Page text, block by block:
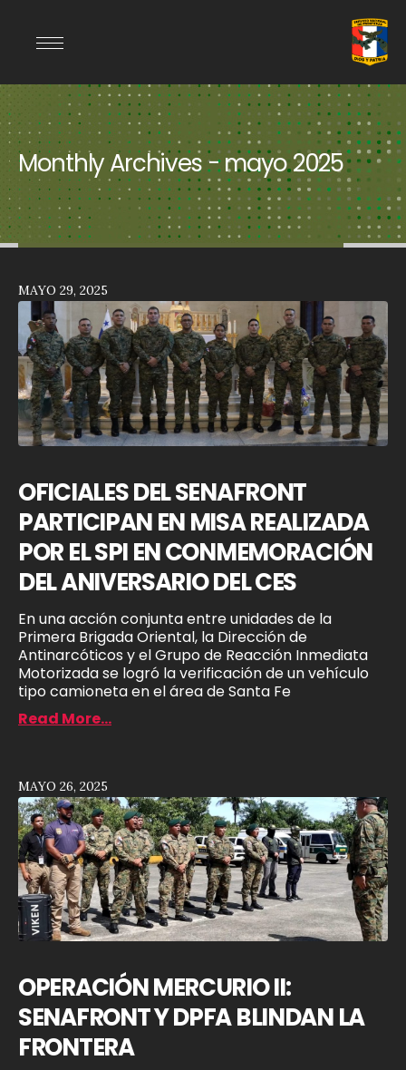
Monthly Archives - mayo 2025
OFICIALES DEL SENAFRONT
PARTICIPAN EN MISA REALIZADA
POR EL SPI EN CONMEMORACIÓN
DEL ANIVERSARIO DEL CES
En una acción conjunta entre unidades de la
Primera Brigada Oriental, la Dirección de
Antinarcóticos y el Grupo de Reacción Inmediata
Motorizada se logró la verificación de un vehículo
tipo camioneta en el área de Santa Fe
MAYO 29, 2025
Read More...
OPERACIÓN MERCURIO II:
SENAFRONT Y DPFA BLINDAN LA
FRONTERA
MAYO 26, 2025